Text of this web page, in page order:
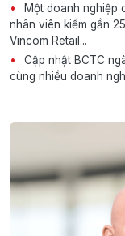
Một doanh nghiệp
nhân viên kiếm gần
Vincom Retail...
Cập nhật BCTC
cùng nhiều doanh